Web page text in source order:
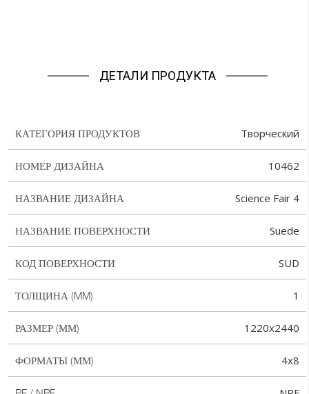
ДЕТАЛИ ПРОДУКТА
КАТЕГОРИЯ ПРОДУКТОВ Творческий
НОМЕР ДИЗАЙНА 10462
НАЗВАНИЕ ДИЗАЙНА Science Fair 4
НАЗВАНИЕ ПОВЕРХНОСТИ Suede
КОД ПОВЕРХНОСТИ SUD
ТОЛЩИНА (MM) 1
РАЗМЕР (ММ) 1220x2440
ФОРМАТЫ (ММ) 4x8